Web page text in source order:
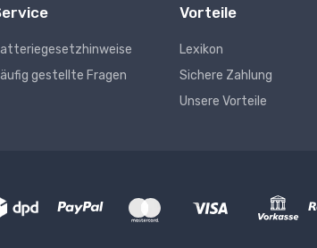
gestellte Fragen
Vorteile
Lexikon
Sichere Zahlung
Unsere Vorteile